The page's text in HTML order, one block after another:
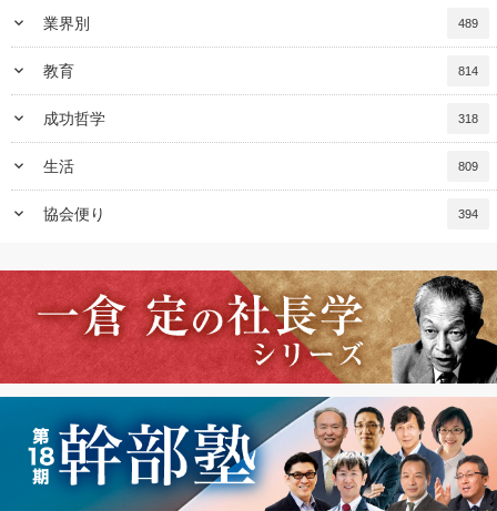
keyboard_arrow_down 業界別 489
keyboard_arrow_down 教育 814
keyboard_arrow_down 成功哲学 318
keyboard_arrow_down 生活 809
keyboard_arrow_down 協会便り 394